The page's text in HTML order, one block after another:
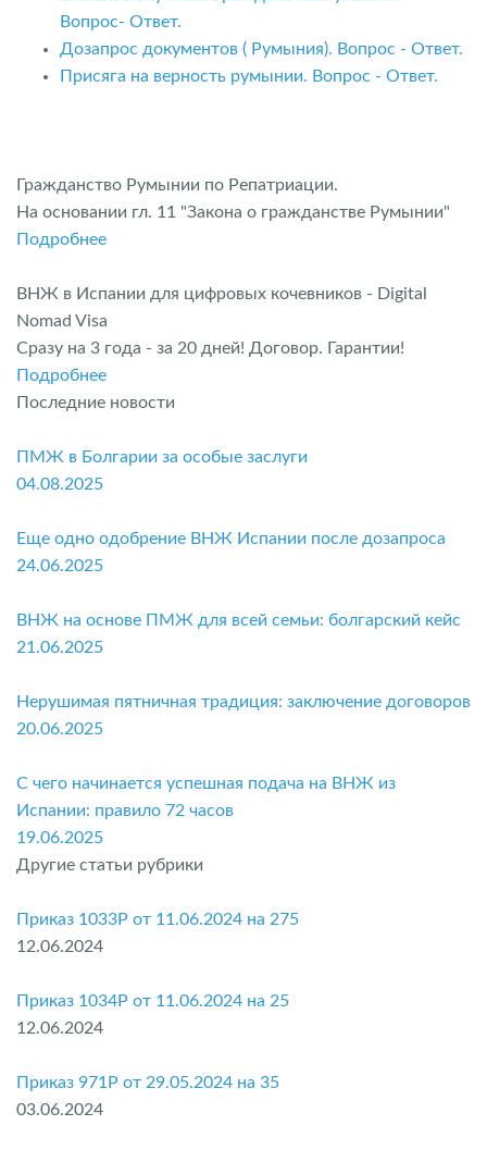
Вопрос- Ответ.
Дозапрос документов ( Румыния). Вопрос - Ответ.
Присяга на верность румынии. Вопрос - Ответ.
Гражданство Румынии по Репатриации.
На основании гл. 11 "Закона о гражданстве Румынии"
Подробнее
ВНЖ в Испании для цифровых кочевников - Digital
Nomad Visa
Сразу на 3 года - за 20 дней! Договор. Гарантии!
Подробнее
Последние новости
ПМЖ в Болгарии за особые заслуги
04.08.2025
Еще одно одобрение ВНЖ Испании после дозапроса
24.06.2025
ВНЖ на основе ПМЖ для всей семьи: болгарский кейс
21.06.2025
Нерушимая пятничная традиция: заключение договоров
20.06.2025
С чего начинается успешная подача на ВНЖ из
Испании: правило 72 часов
19.06.2025
Другие статьи рубрики
Приказ 1033P от 11.06.2024 на 275
12.06.2024
Приказ 1034P от 11.06.2024 на 25
12.06.2024
Приказ 971P от 29.05.2024 на 35
03.06.2024